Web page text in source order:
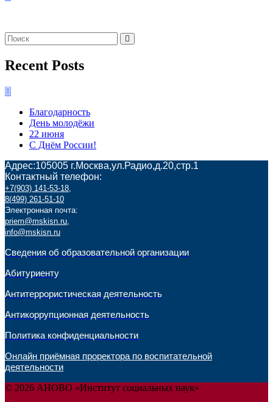
Recent Posts
Благодарность
День молодёжи
22 июня
С Днём России!
Адрес:105005 г.Москва,ул.Радио,д.20,стр.1
Контактный телефон:
+7(903) 141-53-18
8(499) 261-51-10
Электронная почта:
priem@mskisn.ru
info@mskisn.ru
Сведения об образовательной организации
Абитуриенту
Антитеррористическая деятельность
Антикоррупционная деятельность
Политика конфиденциальности
Онлайн приёмная проректора по воспитательной
деятельности
© 2026 АНОВО «Институт социальных наук»